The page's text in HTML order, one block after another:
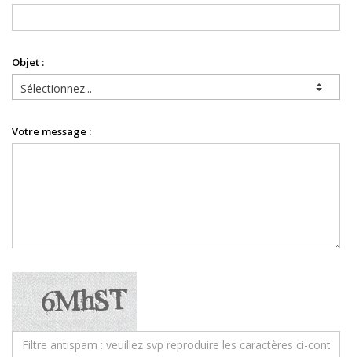
Objet :
Votre message :